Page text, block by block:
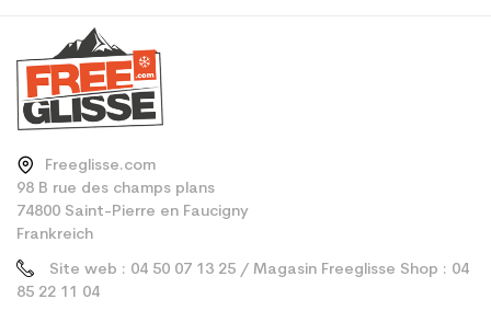
Freeglisse.com
98 B rue des champs plans
74800 Saint-Pierre en Faucigny
Frankreich
Site web : 04 50 07 13 25 / Magasin Freeglisse Shop : 04
85 22 11 04